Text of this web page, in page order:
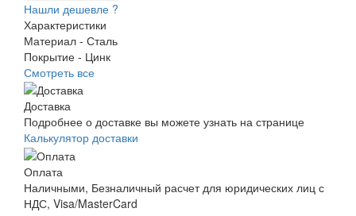
Нашли дешевле ?
Характеристики
Материал - Сталь
Покрытие - Цинк
Смотреть все
Доставка
Подробнее о доставке вы можете узнать на странице
Калькулятор доставки
Оплата
Наличными, Безналичный расчет для юридических лиц с
НДС, Visa/MasterCard